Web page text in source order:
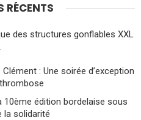
RÉCENTS
des structures gonflables XXL
: Une soirée d’exception
10ème édition bordelaise sous
la solidarité